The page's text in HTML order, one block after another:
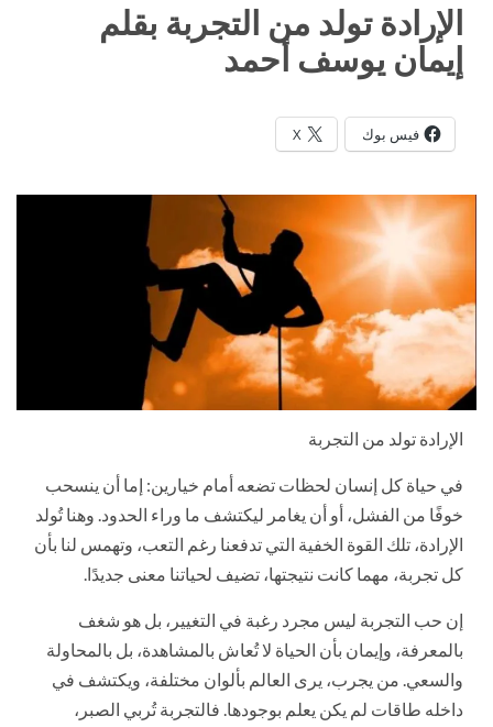
الإرادة تولد من التجربة بقلم
إيمان يوسف أحمد
فيس بوك X
الإرادة تولد من التجربة
في حياة كل إنسان لحظات تضعه أمام خيارين: إما أن ينسحب
خوفًا من الفشل، أو أن يغامر ليكتشف ما وراء الحدود. وهنا تُولد
الإرادة، تلك القوة الخفية التي تدفعنا رغم التعب، وتهمس لنا بأن
كل تجربة، مهما كانت نتيجتها، تضيف لحياتنا معنى جديدًا.
إن حب التجربة ليس مجرد رغبة في التغيير، بل هو شغف
بالمعرفة، وإيمان بأن الحياة لا تُعاش بالمشاهدة، بل بالمحاولة
والسعي. من يجرب، يرى العالم بألوان مختلفة، ويكتشف في
داخله طاقات لم يكن يعلم بوجودها. فالتجربة تُربي الصبر،